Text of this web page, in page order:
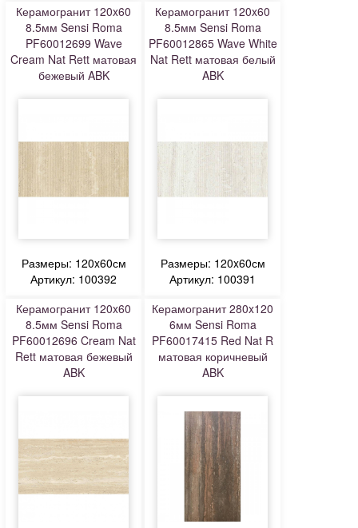
Керамогранит 120x60
8.5мм Sensi Roma
PF60012699 Wave
Cream Nat Rett матовая
бежевый ABK
Размеры: 120x60см
Артикул: 100392
Керамогранит 120x60
8.5мм Sensi Roma
PF60012865 Wave White
Nat Rett матовая белый
ABK
Размеры: 120x60см
Артикул: 100391
Керамогранит 120x60
8.5мм Sensi Roma
PF60012696 Cream Nat
Rett матовая бежевый
ABK
Керамогранит 280x120
6мм Sensi Roma
PF60017415 Red Nat R
матовая коричневый
ABK